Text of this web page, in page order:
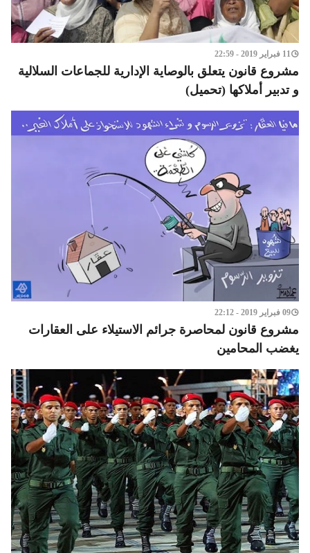
11 فبراير 2019 - 22:59
مشروع قانون يتعلق بالوصاية الإدارية للجماعات السلالية
و تدبير أملاكها (تحميل)
09 فبراير 2019 - 22:12
مشروع قانون لمحاصرة جرائم الاستيلاء على العقارات
يغضب المحامين